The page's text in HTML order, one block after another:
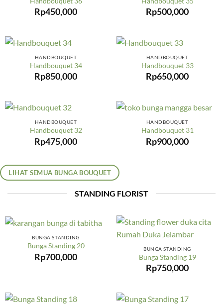
Rp450,000 Rp500,000
HANDBOUQUET
Handbouquet 34
Rp850,000
HANDBOUQUET
Handbouquet 33
Rp650,000
HANDBOUQUET
Handbouquet 32
Rp475,000
HANDBOUQUET
Handbouquet 31
Rp900,000
LIHAT SEMUA BUNGA BOUQUET
STANDING FLORIST
BUNGA STANDING
Bunga Standing 20
Rp700,000
BUNGA STANDING
Bunga Standing 19
Rp750,000